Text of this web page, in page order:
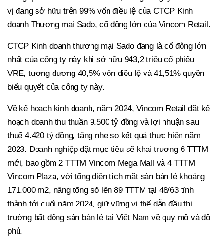
vị đang sở hữu trên 99% vốn điều lệ của CTCP Kinh
doanh Thương mại Sado, cổ đông lớn của Vincom Retail.
CTCP Kinh doanh thương mại Sado đang là cổ đông lớn
nhất của công ty này khi sở hữu 943,2 triệu cổ phiếu
VRE, tương đương 40,5% vốn điều lệ và 41,51% quyền
biểu quyết của công ty này.
Về kế hoạch kinh doanh, năm 2024, Vincom Retail đặt kế
hoạch doanh thu thuần 9.500 tỷ đồng và lợi nhuận sau
thuế 4.420 tỷ đồng, tăng nhẹ so kết quả thực hiện năm
2023. Doanh nghiệp đặt mục tiêu sẽ khai trương 6 TTTM
mới, bao gồm 2 TTTM Vincom Mega Mall và 4 TTTM
Vincom Plaza, với tổng diện tích mặt sàn bán lẻ khoảng
171.000 m2, nâng tổng số lên 89 TTTM tại 48/63 tỉnh
thành tới cuối năm 2024, giữ vững vị thế dẫn đầu thị
trường bất động sản bán lẻ tại Việt Nam về quy mô và độ
phủ.